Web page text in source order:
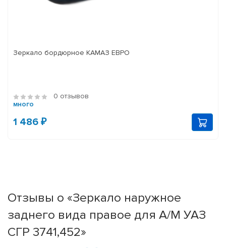
Зеркало бордюрное КАМАЗ ЕВРО
0 отзывов
много
1 486 ₽
Отзывы о «Зеркало наружное
заднего вида правое для А/М УАЗ
СГР 3741,452»